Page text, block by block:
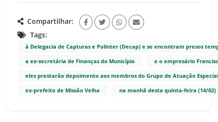
Compartilhar:
Tags:
à Delegacia de Capturas e Polinter (Decap) e se encontram presos
a ex-secretária de Finanças do Município e o empresário
eles prestarão depoimento aos membros do Grupo de Atuação
ex-prefeito de Missão Velha na manhã desta quinta-feira (14/02)